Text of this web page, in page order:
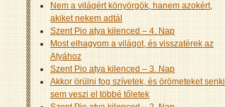
Nem a világért könyörgök, hanem azokért,
akiket nekem adtál
Szent Pio atya kilenced – 4. Nap
Most elhagyom a világot, és visszatérek az
Atyához
Szent Pio atya kilenced – 3. Nap
Akkor örülni fog szívetek, és örömeteket senki
sem veszi el többé tőletek